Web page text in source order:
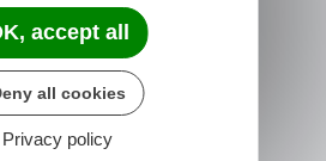
NONVILLE
de la Mairie
77140 nonville
accept all
all cookies
Privacy policy